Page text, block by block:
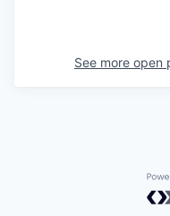
See more open